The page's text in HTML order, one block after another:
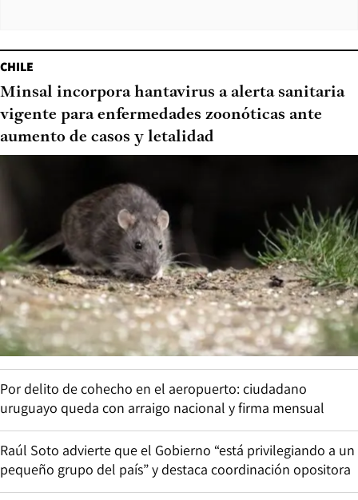
CHILE
Minsal incorpora hantavirus a alerta sanitaria
vigente para enfermedades zoonóticas ante
aumento de casos y letalidad
Por delito de cohecho en el aeropuerto: ciudadano
uruguayo queda con arraigo nacional y firma mensual
Raúl Soto advierte que el Gobierno “está privilegiando a un
pequeño grupo del país” y destaca coordinación opositora